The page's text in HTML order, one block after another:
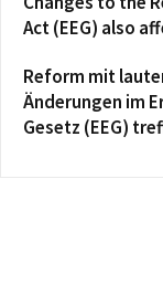
Act (EEG) also
Reform mit
Änderungen im
Gesetz (EEG)